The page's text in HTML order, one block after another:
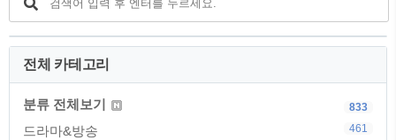
전체 카테고리
분류 전체보기 833
드라마&방송 461